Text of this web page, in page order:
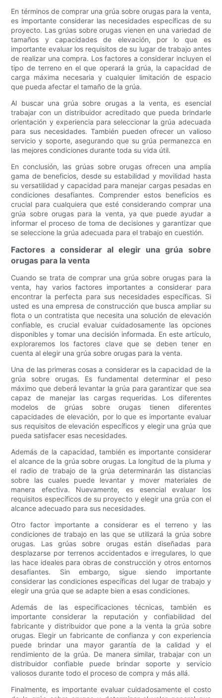
En términos de comprar una grúa sobre orugas para la venta,
es importante considerar las necesidades específicas de su
proyecto. Las grúas sobre orugas vienen en una variedad de
tamaños y capacidades de elevación, por lo que es
importante evaluar los requisitos de su lugar de trabajo antes
de realizar una compra. Los factores a considerar incluyen el
tipo de terreno en el que operará la grúa, la capacidad de
carga máxima necesaria y cualquier limitación de espacio
que pueda afectar el tamaño de la grúa.
Al buscar una grúa sobre orugas a la venta, es esencial
trabajar con un distribuidor acreditado que pueda brindarle
orientación y experiencia para seleccionar la grúa adecuada
para sus necesidades. También pueden ofrecer un valioso
servicio y soporte, asegurando que su grúa permanezca en
las mejores condiciones durante toda su vida útil.
En conclusión, las grúas sobre orugas ofrecen una amplia
gama de beneficios, desde su estabilidad y movilidad hasta
su versatilidad y capacidad para manejar cargas pesadas en
condiciones desafiantes. Comprender estos beneficios es
crucial para cualquiera que esté considerando comprar una
grúa sobre orugas para la venta, ya que puede ayudar a
informar el proceso de toma de decisiones y garantizar que
se seleccione la grúa adecuada para el trabajo en cuestión.
Factores a considerar al elegir una grúa sobre
orugas para la venta
Cuando se trata de comprar una grúa sobre orugas para la
venta, hay varios factores importantes a considerar para
encontrar la perfecta para sus necesidades específicas. Si
usted es una empresa de construcción que busca ampliar su
flota o un contratista que necesita una solución de elevación
confiable, es crucial evaluar cuidadosamente las opciones
disponibles y tomar una decisión informada. En este artículo,
exploraremos los factores clave que se deben tener en
cuenta al elegir una grúa sobre orugas para la venta.
Una de las primeras cosas a considerar es la capacidad de la
grúa sobre orugas. Es fundamental determinar el peso
máximo que deberá levantar la grúa para garantizar que sea
capaz de manejar las cargas requeridas. Los diferentes
modelos de grúas sobre orugas tienen diferentes
capacidades de elevación, por lo que es importante evaluar
sus requisitos de elevación específicos y elegir una grúa que
pueda satisfacer esas necesidades.
Además de la capacidad, también es importante considerar
el alcance de la grúa sobre orugas. La longitud de la pluma y
el radio de trabajo de la grúa determinarán las distancias
sobre las cuales puede levantar y mover materiales de
manera efectiva. Nuevamente, es esencial evaluar los
requisitos específicos de su proyecto y elegir una grúa con el
alcance adecuado para sus necesidades.
Otro factor importante a considerar es el terreno y las
condiciones de trabajo en las que se utilizará la grúa sobre
orugas. Las grúas sobre orugas están diseñadas para
desplazarse por terrenos accidentados e irregulares, lo que
las hace ideales para obras de construcción y otros entornos
desafiantes. Sin embargo, sigue siendo importante
considerar las condiciones específicas del lugar de trabajo y
elegir una grúa que se adapte bien a esas condiciones.
Además de las especificaciones técnicas, también es
importante considerar la reputación y confiabilidad del
fabricante y distribuidor que pone a la venta la grúa sobre
orugas. Elegir un fabricante de confianza y con experiencia
puede brindar una mayor garantía de la calidad y el
rendimiento de la grúa. De manera similar, trabajar con un
distribuidor confiable puede brindar soporte y servicio
valiosos durante todo el proceso de compra y más allá.
Finalmente, es importante evaluar cuidadosamente el costo